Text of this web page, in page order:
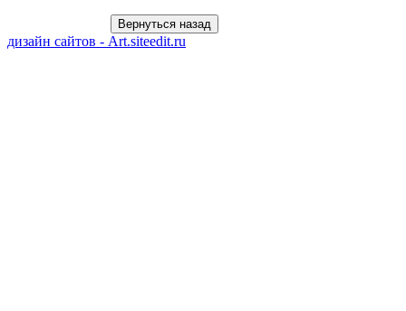
дизайн сайтов - Art.siteedit.ru